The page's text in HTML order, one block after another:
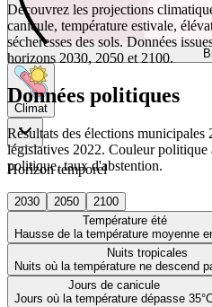
Climat
Horizon temporel
2030 2050
2100
Température été
Hausse de la température moyenne
Nuits tropicales
Nuits où la température ne descend
Jours de canicule
Jours où la température dépasse
Découvrez les projections
canicule, température estivale,
sécheresses des sols. Données
horizons 2030, 2050 et 2100.
Données politiques
Résultats des élections
législatives 2022. Couleur politique
politique, taux d'abstention.